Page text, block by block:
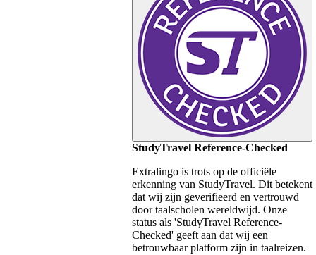
StudyTravel Reference-Checked
Extralingo is trots op de officiële
erkenning van StudyTravel. Dit betekent
dat wij zijn geverifieerd en vertrouwd
door taalscholen wereldwijd. Onze
status als 'StudyTravel Reference-
Checked' geeft aan dat wij een
betrouwbaar platform zijn in taalreizen.